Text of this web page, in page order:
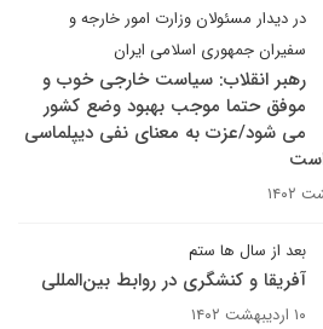
در دیدار مسئولان وزارت امور خارجه و
سفیران جمهوری اسلامی ایران
رهبر انقلاب: سیاست خارجی خوب و
موفق حتما موجب بهبود وضع کشور
می شود/عزت به‌ معنای نفی دیپلماسی
بعد از سال ها ستم
آفریقا و کنشگری در روابط بین‌المللی
۱۰ اردیبهشت ۱۴۰۲